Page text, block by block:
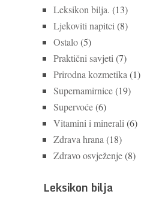
Leksikon bilja. (13)
Ljekoviti napitci (8)
Ostalo(5)
Praktični savjeti (7)
Prirodna kozmetika (1)
Supernamirnice(19)
Supervoće(6)
Vitamini i minerali (6)
Zdrava hrana (18)
Zdravo osvježenje(8)
Leksikon bilja